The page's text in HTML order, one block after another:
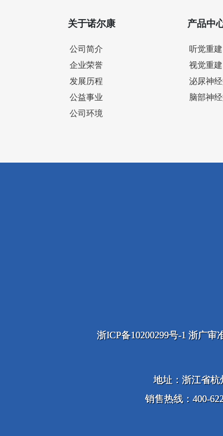
关于诺尔康
公司简介
企业荣誉
发展历程
公益事业
公司环境
产品中
听觉重建
视觉重建
泌尿神
脑部神
浙ICP备10200299号-1 浙广
地址：浙江省杭
销售热线：400-